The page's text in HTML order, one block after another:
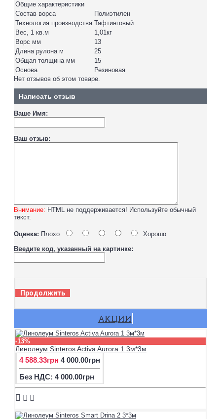
Общие характеристики
Состав ворса
Полиэтилен
Технология производства Тафтинговый
Вес, 1 кв.м
1,01кг
Ворс мм
13
Длина рулона м
25
Общая толщина мм
15
Основа
Резиновая
Нет отзывов об этом товаре.
Написать отзыв
Ваше Имя:
Ваш отзыв:
Внимание: HTML не поддерживается! Используйте обычный
текст.
Оценка: Плохо
Хорошо
Введите код, указанный на картинке:
Продолжить
АКЦИИ
-13%
Линолеум Sinteros Activa Aurora 1 3м*3м
4 588.33грн 4 000.00грн
Без НДС: 4 000.00грн